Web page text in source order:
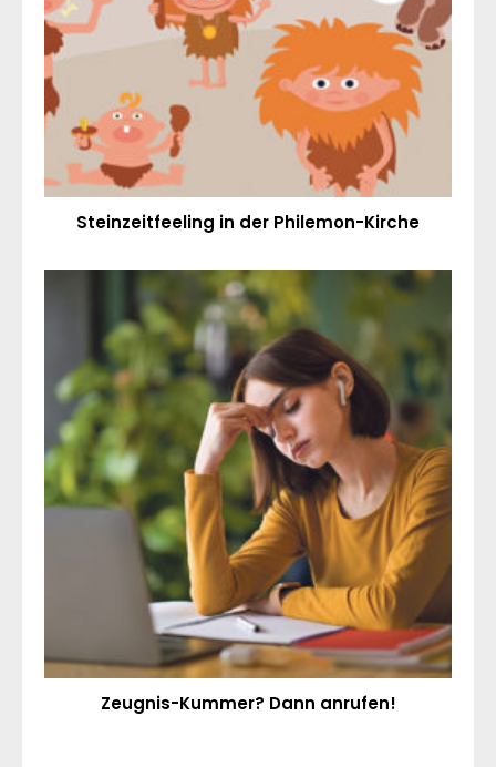
Steinzeitfeeling in der Philemon-Kirche
Zeugnis-Kummer? Dann anrufen!